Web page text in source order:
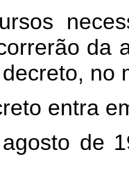
da
no
entra
de